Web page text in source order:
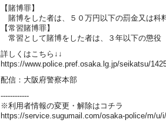
【賭博罪】
賭博をした者は、５０万円以下の罰金又は科
【常習賭博罪】
常習として賭博をした者は、３年以下の懲役
詳しくはこちら↓↓
https://www.police.pref.osaka.lg.jp/seikatsu/
配信：大阪府警察本部
------------
※利用者情報の変更・解除はコチラ
https://service.sugumail.com/osaka-police/m/u/